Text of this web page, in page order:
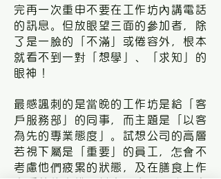
完再一次重申不要在工作坊內講電話
的訊息。但放眼望三面的參加者，除
了是一臉的「不滿」或倦容外，根本
就看不到一對「想學」、「求知」的
眼神！
最感諷刺的是當晚的工作坊是給「客
戶服務部」的同事，而主題是「以客
為先的專業態度」。試想公司的高層
若視下屬是「重要」的員工，怎會不
考慮他們疲累的狀態，及在膳食上作